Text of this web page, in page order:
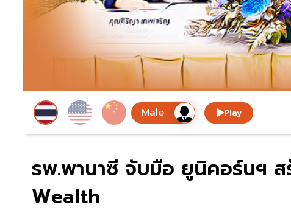
Play
รพ.พานาซี จับมือ ยูนิคอร์นฯ
Wealth